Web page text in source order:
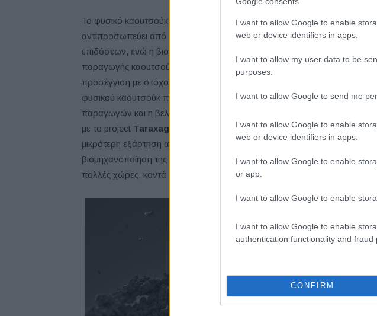
I want to allow Google to enable
web or device identifiers in apps.
I want to allow my user data to be
purposes.
I want to allow Google to send me
I want to allow Google to enable
web or device identifiers in apps.
I want to allow Google to enable
or app.
I want to allow Google to enable
I want to allow Google to enable
authentication functionality and
CONFIRM
Το φυσικό καουτσούκ είναι απαραίτητο για τη διασφάλιση της
αντιπροσωπεύει από 10% έως και 40% του συνολικού βάρους των
επιδόσεων, ενώ η βιομηχανία ελαστικών είναι ο μεγαλύτερος
παραγωγής καουτσούκ, με περισσότερο από το 70%. Η Continental
προσέγγιση με στόχο να καταστήσει τις πολύπλοκες και
φυσικού καουτσούκ πιο βιώσιμες, όπως η χρήση ψηφιακής τεχνολογίας
παραγωγών και η βελτίωση της διαφάνειας και της ιχνηλασιμότητας στην
με το project Taraxagum
, η Continental υλοποιεί μια καινοτόμο
μικρότερη εξάρτηση από το παραδοσιακό καουτσούκ (προϊόν του
βιομηχανοποίηση της εξαγωγής φυσικού καουτσούκ από ειδικά
πολλές χώρες, κοντά στις μονάδες παραγωγής ελαστικών.